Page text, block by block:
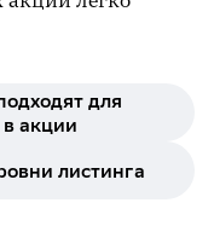
для
акции
листинга